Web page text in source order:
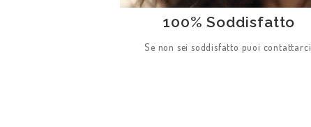
PRENOTA IL TUO100% Soddisfatto
Se non sei soddisfatto puoi contattarci.